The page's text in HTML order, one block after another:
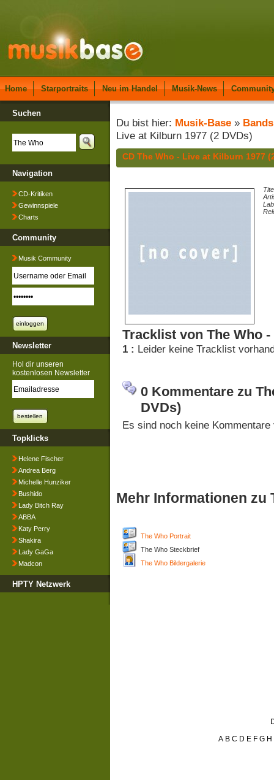
Home Starportraits Neu im Handel Musik-News
Suchen
Navigation
CD-Kritiken
Gewinnspiele
Charts
Community
Musik Community
Newsletter
Hol dir unseren
kostenlosen Newsletter
Topklicks
Helene Fischer
Andrea Berg
Michelle Hunziker
Bushido
Lady Bitch Ray
ABBA
Katy Perry
Shakira
Lady GaGa
Madcon
HPTY Netzwerk
Du bist hier: Musik-Base » Bands
Live at Kilburn 1977 (2 DVDs)
CD The Who - Live at Kilburn 1977
Tracklist von The Who
1 : Leider keine Tracklist
0 Kommentare zu
DVDs)
Es sind noch keine
Mehr Informationen zu
The Who Portrait
The Who Steckbrief
The Who Bildergalerie
A B C D E F G H